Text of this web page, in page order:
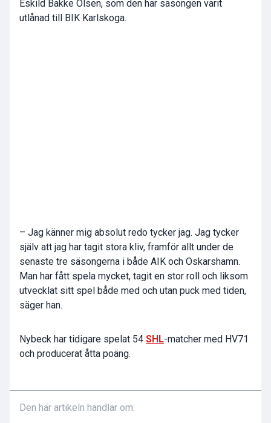
Eskild Bakke Olsen, som den här säsongen varit
utlånad till BIK Karlskoga.
– Jag känner mig absolut redo tycker jag. Jag tycker
själv att jag har tagit stora kliv, framför allt under de
senaste tre säsongerna i både AIK och Oskarshamn.
Man har fått spela mycket, tagit en stor roll och liksom
utvecklat sitt spel både med och utan puck med tiden,
säger han.
Nybeck har tidigare spelat 54 SHL-matcher med HV71
och producerat åtta poäng.
Den här artikeln handlar om: